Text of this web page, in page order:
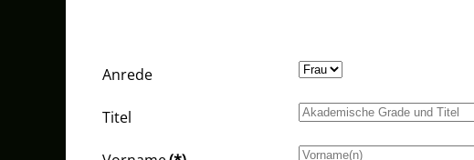
Anrede
Titel